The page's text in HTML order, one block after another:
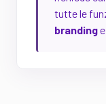
tutte le
brandinge